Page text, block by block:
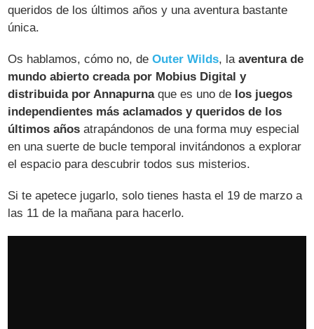
queridos de los últimos años y una aventura bastante
única.
Os hablamos, cómo no, deOuter Wilds, laaventura de
mundo abierto creada por Mobius Digital y
distribuida por Annapurnaque es uno de los juegos
independientes más aclamados y queridos de los
últimos años atrapándonos de una forma muy especial
en una suerte de bucle temporal invitándonos a explorar
el espacio para descubrir todos sus misterios.
Si te apetece jugarlo, solo tienes hasta el 19 de marzo a
las 11 de la mañana para hacerlo.